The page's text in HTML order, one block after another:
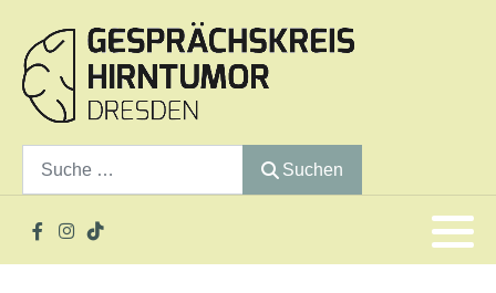
Suchen
Diagnose
Diagnostik / Untersuchungsmethoden
Hirntumor-Operation-Strahlentherapie-
Chemotherapie